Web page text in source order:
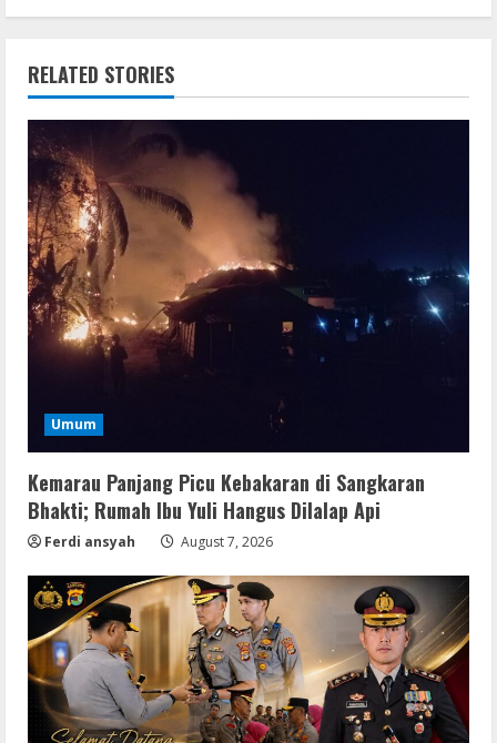
RELATED STORIES
Umum
Kemarau Panjang Picu Kebakaran di Sangkaran
Bhakti; Rumah Ibu Yuli Hangus Dilalap Api
Ferdi ansyah August 7, 2026